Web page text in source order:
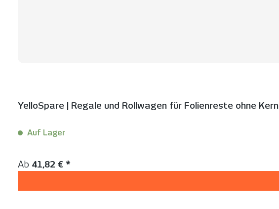
YelloSpare | Regale und Rollwagen für Folienreste ohne Kern
Auf Lager
Regulärer Preis:
Ab 41,82 € *